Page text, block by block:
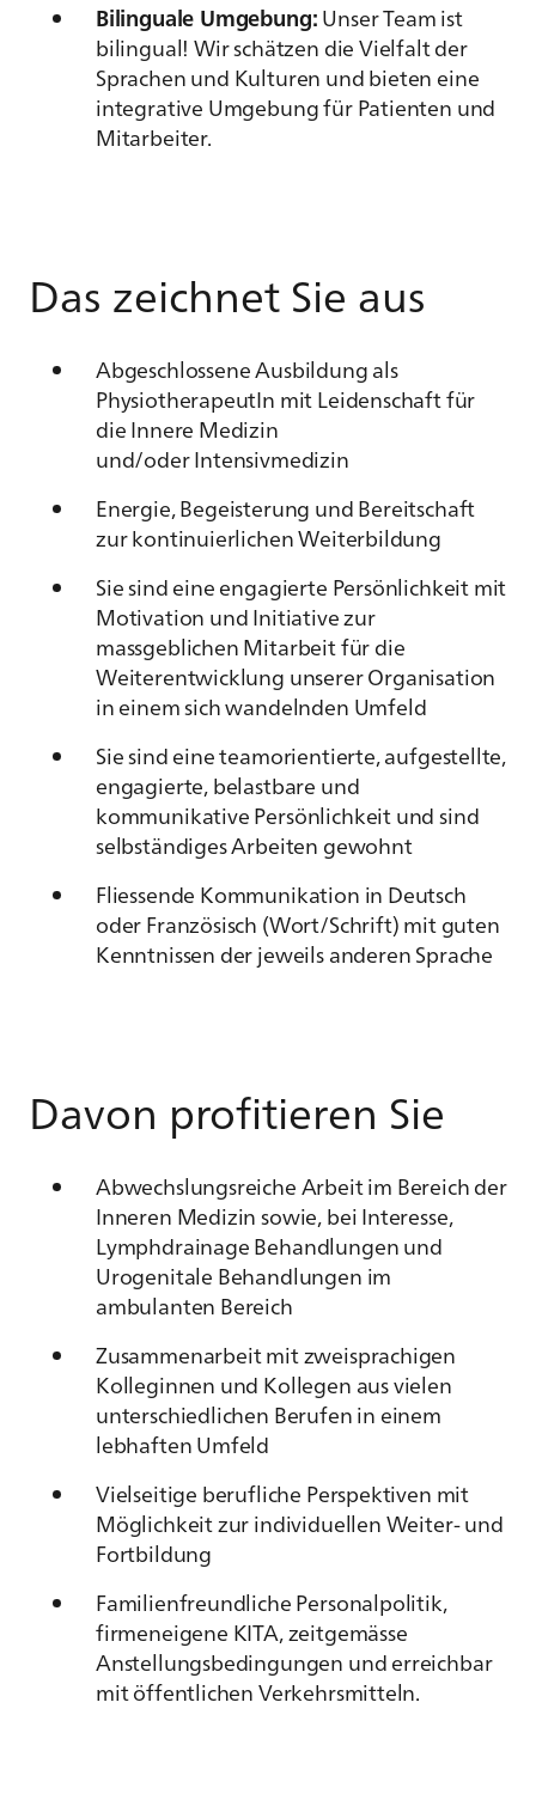
Bilinguale Umgebung: Unser Team ist
bilingual! Wir schätzen die Vielfalt der
Sprachen und Kulturen und bieten eine
integrative Umgebung für Patienten und
Mitarbeiter.
Das zeichnet Sie aus
Abgeschlossene Ausbildung als
PhysiotherapeutIn mit Leidenschaft für
die Innere Medizin
und/oder Intensivmedizin
Energie, Begeisterung und Bereitschaft
zur kontinuierlichen Weiterbildung
Sie sind eine engagierte Persönlichkeit mit
Motivation und Initiative zur
massgeblichen Mitarbeit für die
Weiterentwicklung unserer Organisation
in einem sich wandelnden Umfeld
Sie sind eine teamorientierte, aufgestellte,
engagierte, belastbare und
kommunikative Persönlichkeit und sind
selbständiges Arbeiten gewohnt
Fliessende Kommunikation in Deutsch
oder Französisch (Wort/Schrift) mit guten
Kenntnissen der jeweils anderen Sprache
Davon profitieren Sie
Abwechslungsreiche Arbeit im Bereich der
Inneren Medizin sowie, bei Interesse,
Lymphdrainage Behandlungen und
Urogenitale Behandlungen im
ambulanten Bereich
Zusammenarbeit mit zweisprachigen
Kolleginnen und Kollegen aus vielen
unterschiedlichen Berufen in einem
lebhaften Umfeld
Vielseitige berufliche Perspektiven mit
Möglichkeit zur individuellen Weiter- und
Fortbildung
Familienfreundliche Personalpolitik,
firmeneigene KITA, zeitgemässe
Anstellungsbedingungen und erreichbar
mit öffentlichen Verkehrsmitteln.